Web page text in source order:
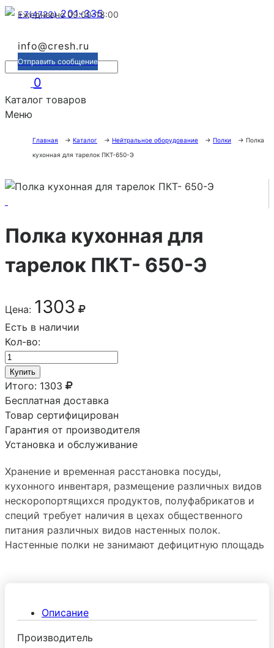
+7(4722)201-335
Ежедневно 09:00-18:00
info@cresh.ru
Отправить сообщение
0
Каталог товаров
Меню
Главная → Каталог → Нейтральное оборудование → Полки → Полка
кухонная для тарелок ПКТ-650-Э
Полка кухонная для
тарелок ПКТ- 650-Э
Цена: 1303
Есть в наличии
Кол-во:
Купить
Итого: 1303
Бесплатная доставка
Товар сертифицирован
Гарантия от производителя
Установка и обслуживание
Хранение и временная расстановка посуды,
кухонного инвентаря, размещение различных видов
нескоропортящихся продуктов, полуфабрикатов и
специй требует наличия в цехах общественного
питания различных видов настенных полок.
Настенные полки не занимают дефицитную площадь
Описание
Производитель